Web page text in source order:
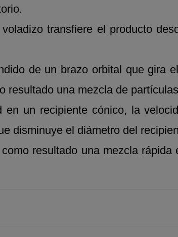
transfiere el producto
de un brazo orbital que gira
resultado una mezcla de
en un recipiente cónico, la
disminuye el diámetro del
resultado una mezcla